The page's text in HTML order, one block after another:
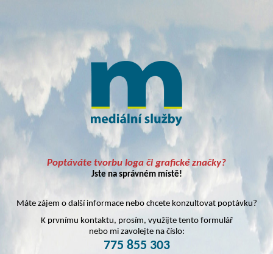
Poptáváte tvorbu loga či grafické značky?
Jste na správném místě!
Máte zájem o další informace nebo chcete konzultovat poptávku?
K prvnímu kontaktu, prosím, využijte tento formulář
nebo mi zavolejte na číslo:
775 855 303